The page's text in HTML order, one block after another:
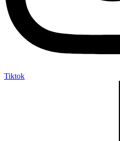
Tiktok